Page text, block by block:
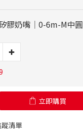
膠奶嘴｜0-6m-M中圓
立即購買
清單